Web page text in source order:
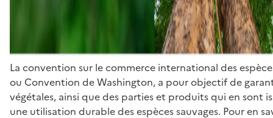
La convention sur le commerce international des
ou Convention de Washington, a pour objectif de
végétales, ainsi que des parties et produits qui en sont
une utilisation durable des espèces sauvages. Pour en